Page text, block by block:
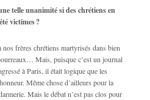
telle unanimité si des chrétiens en
victimes ?
nos frères chrétiens martyrisés dans bien
Mais, puisque c’est un journal
à Paris, il était logique que les
Même chose d’ailleurs pour la
Mais le débat n’est pas clos pour